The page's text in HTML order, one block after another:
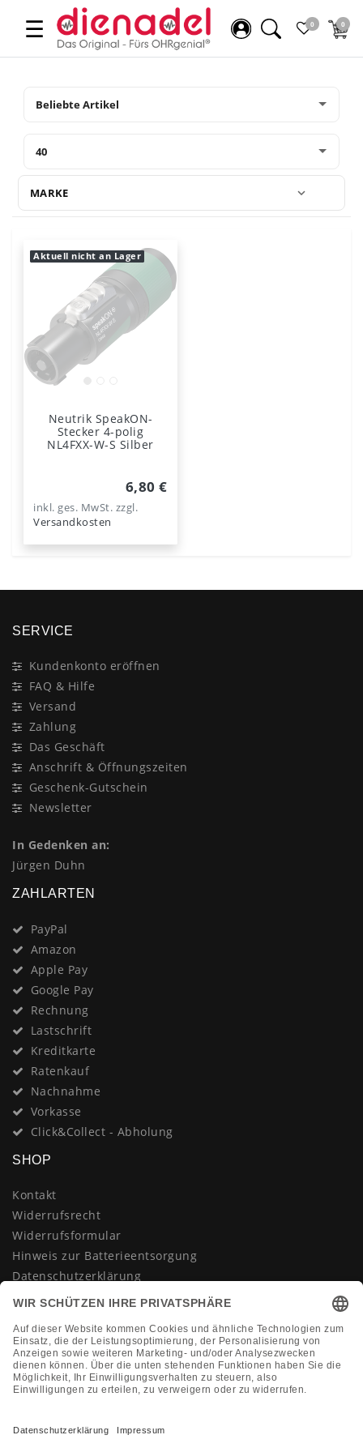
☰ 0 0
MARKE
Aktuell nicht an Lager
Neutrik SpeakON-
Stecker 4-polig
NL4FXX-W-S Silber
6,80 €
inkl. ges. MwSt. zzgl.
Versandkosten
SERVICE
Kundenkonto eröffnen
FAQ & Hilfe
Versand
Zahlung
Das Geschäft
Anschrift & Öffnungszeiten
Geschenk-Gutschein
Newsletter
In Gedenken an:
Jürgen Duhn
ZAHLARTEN
PayPal
Amazon
Apple Pay
Google Pay
Rechnung
Lastschrift
Kreditkarte
Ratenkauf
Nachnahme
Vorkasse
Click&Collect - Abholung
SHOP
Kontakt
Widerrufsrecht
Widerrufsformular
Hinweis zur Batterieentsorgung
Datenschutzerklärung
AGB
Vertrag widerrufen
KONTAKT
+49 (0)2133 210433